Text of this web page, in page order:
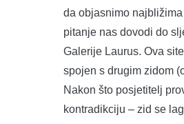
da objasnimo
pitanje nas dovodi do
Galerije Laurus. Ova
spojen s drugim zidom
Nakon što posjetitelj
kontradikciju – zid se